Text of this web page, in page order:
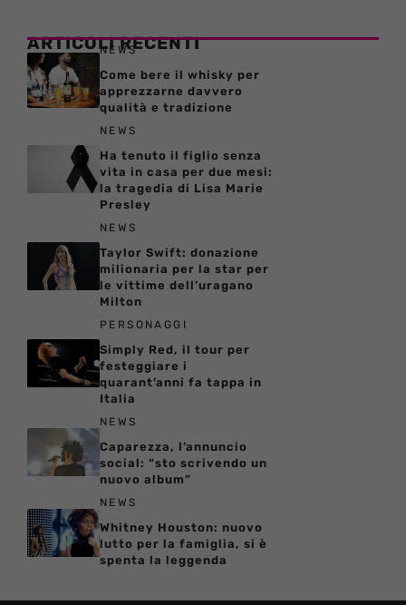
ARTICOLI RECENTI
NEWS
Come bere il whisky per
apprezzarne davvero
qualità e tradizione
NEWS
Ha tenuto il figlio senza
vita in casa per due mesi:
la tragedia di Lisa Marie
Presley
NEWS
Taylor Swift: donazione
milionaria per la star per
le vittime dell’uragano
Milton
PERSONAGGI
Simply Red, il tour per
festeggiare i
quarant’anni fa tappa in
Italia
NEWS
Caparezza, l’annuncio
social: “sto scrivendo un
nuovo album”
NEWS
Whitney Houston: nuovo
lutto per la famiglia, si è
spenta la leggenda